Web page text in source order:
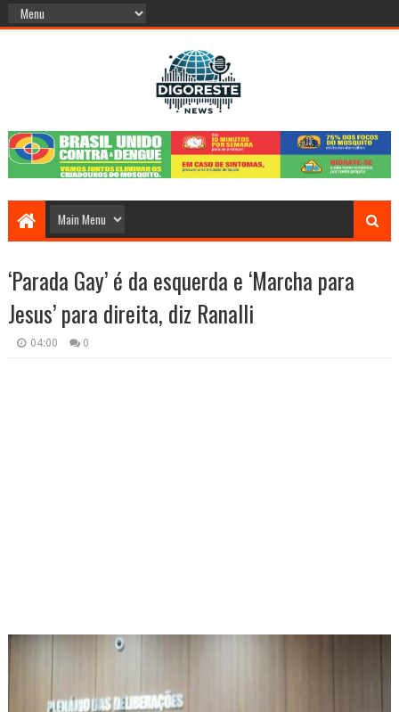
‘Parada Gay’ é da esquerda e ‘Marcha para
Jesus’ para direita, diz Ranalli
04:00 0